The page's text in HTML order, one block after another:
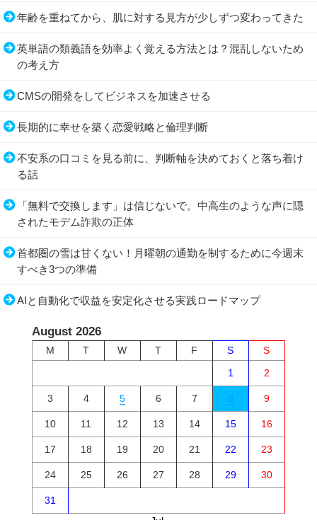
年齢を重ねてから、肌に対する見方が少しずつ変わってきた
英単語の類義語を効率よく覚える方法とは？混乱しないため
の考え方
CMSの開発をしてビジネスを加速させる
長期的に幸せを築く恋愛戦略と倫理判断
不安系の口コミを見る前に、判断軸を決めておくと落ち着け
る話
「無料で交換します」は信じないで。中高生のような声に隠
されたモデム詐欺の正体
首都圏の雪は甘くない！月曜朝の通勤を制するために今週末
すべき3つの準備
AIと自動化で収益を安定化させる実践ロードマップ
August 2026
M T W T F S
S
1
2
3 4 5 6 7 8 9
10 11 12 13 14 15 16
17 18 19 20 21 22 23
24 25 26 27 28 29 30
31